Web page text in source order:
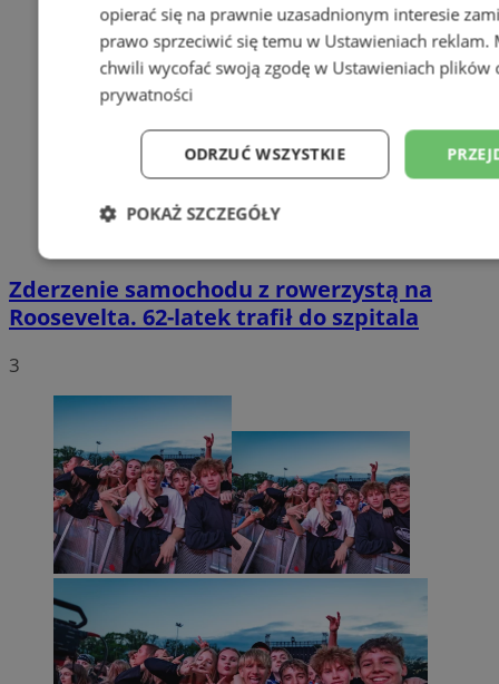
Zderzenie samochodu z rowerzystą na
Roosevelta. 62-latek trafił do szpitala
3
opierać się na prawnie uzasadnionym interesie
prawo sprzeciwić się temu w Ustawieniach reklam.
chwili wycofać swoją zgodę w Ustawieniach plików
prywatności
ODRZUĆ WSZYSTKIE
POKAŻ SZCZEGÓŁY
Niezbędne Wydajność
Niezbędne Wydajność Targetowanie
Niezbędne pliki cookie umożliwiają korzystanie z podstawowych
takich jak logowanie użytkownika i zarządzanie kontem. Bez
można prawidłowo korzystać ze strony internetowej.
Nazwa
Provider
Domena
SessID
zabrze.com.pl